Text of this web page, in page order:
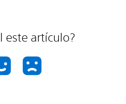
este artículo?